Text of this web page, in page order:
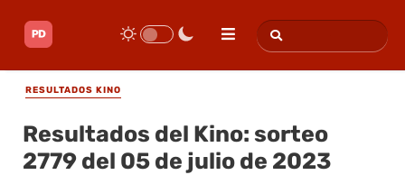
RESULTADOS KINO
Resultados del Kino: sorteo
2779 del 05 de julio de 2023